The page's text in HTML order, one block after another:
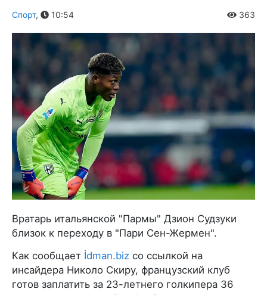
Спорт, 10:54 363
Вратарь итальянской "Пармы" Дзион Судзуки
близок к переходу в "Пари Сен-Жермен".
Как сообщает İdman.biz со ссылкой на
инсайдера Николо Скиру, французский клуб
готов заплатить за 23-летнего голкипера 36